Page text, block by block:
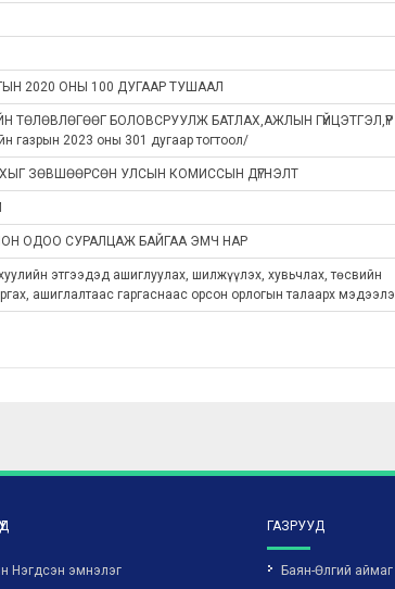
2020 ОНЫ 100 ДУГААР ТУШААЛ
ТӨЛӨВЛӨГӨӨГ БОЛОВСРУУЛЖ БАТЛАХ,АЖЛЫН ГҮЙЦЭТГЭЛ,ҮР
2023 оны 301 дугаар тогтоол/
ЗӨВШӨӨРСӨН УЛСЫН КОМИССЫН ДҮГНЭЛТ
ОДОО СУРАЛЦАЖ БАЙГАА ЭМЧ НАР
этгээдэд ашиглуулах, шилжүүлэх, хувьчлах, төсвийн
ашиглалтаас гаргаснаас орсон орлогын талаарх
Нэгдсэн эмнэлэг
ГАЗРУУД
Баян-Өлгий аймаг